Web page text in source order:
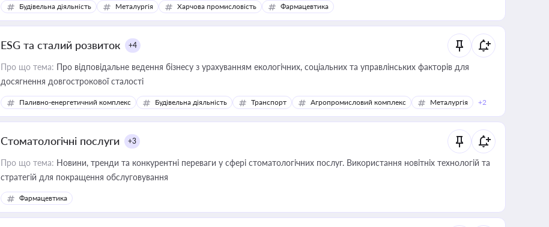
Будівельна діяльність Металургія Харчова промисловість Фармацевтика
ESG та сталий розвиток +4
Про що тема: Про відповідальне ведення бізнесу з урахуванням екологічних, соціальних та управлінських факторів для
досягнення довгострокової сталості
Паливно-енергетичний комплекс Будівельна діяльність Транспорт Агропромисловий комплекс Металургія +2
Стоматологічні послуги +3
Про що тема: Новини, тренди та конкурентні переваги у сфері стоматологічних послуг. Використання новітніх технологій та
стратегій для покращення обслуговування
Фармацевтика